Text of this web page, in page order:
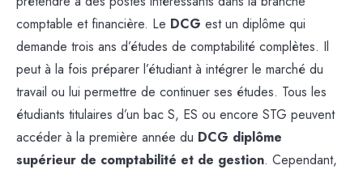
comptable et financière. Le DCG est un diplôme qui
demande trois ans d’études de comptabilité complètes. Il
peut à la fois préparer l’étudiant à intégrer le marché du
travail ou lui permettre de continuer ses études. Tous les
étudiants titulaires d’un bac S, ES ou encore STG peuvent
accéder à la première année du DCG diplôme
supérieur de comptabilité et de gestion. Cependant,